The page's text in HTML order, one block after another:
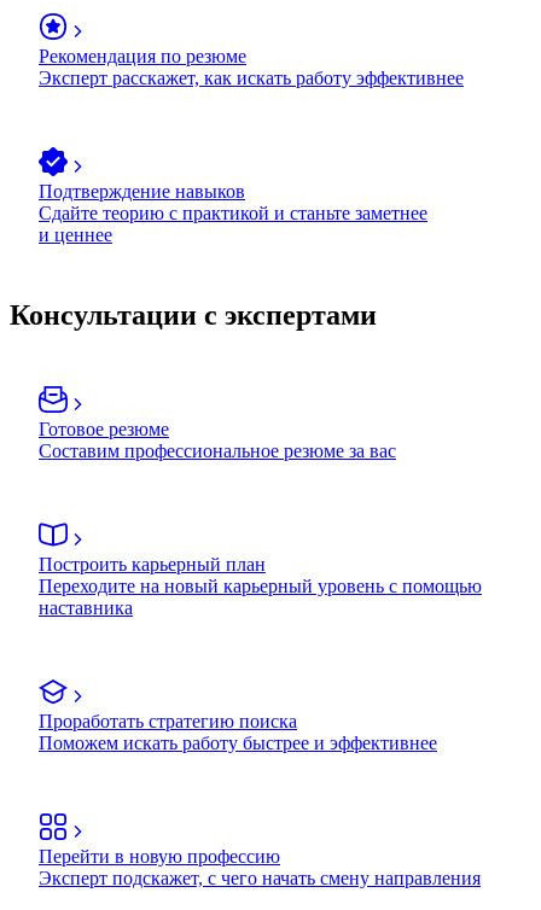
Рекомендация по резюме
Эксперт расскажет, как искать работу эффективнее
Подтверждение навыков
Сдайте теорию с практикой и станьте заметнее
и ценнее
Консультации с экспертами
Готовое резюме
Составим профессиональное резюме за вас
Построить карьерный план
Переходите на новый карьерный уровень с помощью
наставника
Проработать стратегию поиска
Поможем искать работу быстрее и эффективнее
Перейти в новую профессию
Эксперт подскажет, с чего начать смену направления